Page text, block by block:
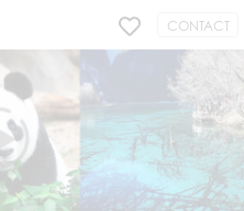
CONTACT